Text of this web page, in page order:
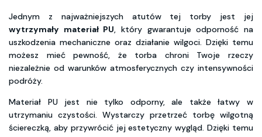
Jednym z najważniejszych atutów tej torby jest jej
wytrzymały materiał PU, który gwarantuje odporność na
uszkodzenia mechaniczne oraz działanie wilgoci. Dzięki temu
możesz mieć pewność, że torba chroni Twoje rzeczy
niezależnie od warunków atmosferycznych czy intensywności
podróży.
Materiał PU jest nie tylko odporny, ale także łatwy w
utrzymaniu czystości. Wystarczy przetrzeć torbę wilgotną
ściereczką, aby przywrócić jej estetyczny wygląd. Dzięki temu